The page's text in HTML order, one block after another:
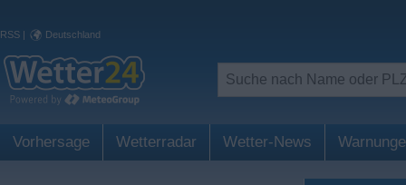
RSS | Deutschland
Vorhersage Wetterradar Wetter-News